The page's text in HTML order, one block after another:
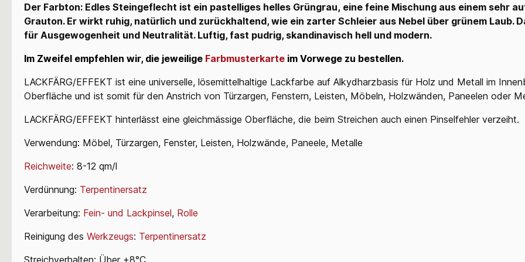
Der Farbton: Edles Steingeflecht ist ein pastelliges helles Grüngrau, eine feine Mischung aus einem sehr
Grauton. Er wirkt ruhig, natürlich und zurückhaltend, wie ein zarter Schleier aus Nebel über grünem Laub.
für Ausgewogenheit und Neutralität. Luftig, fast pudrig, skandinavisch hell und modern.
Im Zweifel empfehlen wir, die jeweilige Farbmusterkarte im Vorwege zu bestellen.
LACKFÄRG/EFFEKT ist eine universelle, lösemittelhaltige Lackfarbe auf Alkydharzbasis für Holz und Metall im
Oberfläche und ist somit für den Anstrich von Türzargen, Fenstern, Leisten, Möbeln, Holzwänden, Paneelen oder
LACKFÄRG/EFFEKT hinterlässt eine gleichmässige Oberfläche, die beim Streichen auch einen Pinselfehler verzeiht.
Verwendung: Möbel, Türzargen, Fenster, Leisten, Holzwände, Paneele, Metalle
Reichweite: 8-12 qm/l
Verdünnung: Terpentinersatz
Verarbeitung: Fein- und Lackpinsel, Rolle
Reinigung des Werkzeugs: Terpentinersatz
Streichverhalten: Über +8°C